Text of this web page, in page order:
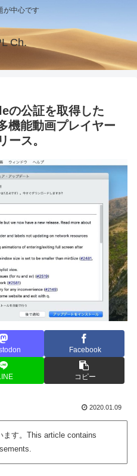
が中心です
Ch.
の公証を取得した
機能動画プレイヤー
ース。
Facebook
コピー
2020.01.09
ます。This article contains